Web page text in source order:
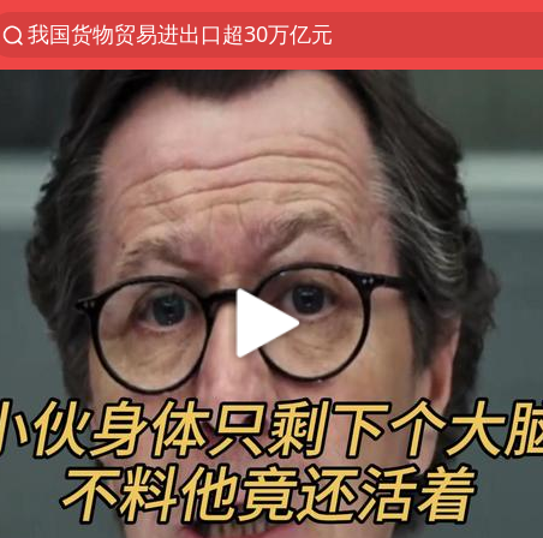
上半年我国机械工业经济运行稳中有进
佛山通报笔试前13被淘汰后5名进体检
方程豹钛9新车申报
泰国枪击案凶手先杀祖父母后行凶
台风“白海豚”体型变大！环流面积接近13个浙江那么大
泰国校园枪击案死亡人数升至7人
河南回应带薪错峰休假通知引争议
国防部回应日本试射“战斧”导弹
国防部：中国军队坚决反制任何闹海挑衅图谋
四川宜宾市高县发生4.9级地震
江苏发布台风蓝色预警